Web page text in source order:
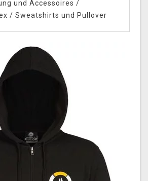
und Accessoires /
/ Sweatshirts und Pullover